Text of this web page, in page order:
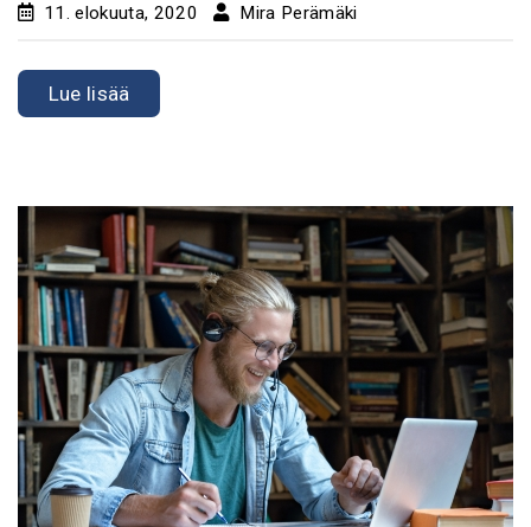
11. elokuuta, 2020 Mira Perämäki
Lue lisää